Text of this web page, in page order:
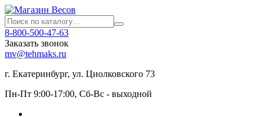
8-800-500-47-63
Заказать звонок
mv@tehmaks.ru
г. Екатеринбург, ул. Циолковского 73
Пн-Пт 9:00-17:00, Сб-Вс - выходной